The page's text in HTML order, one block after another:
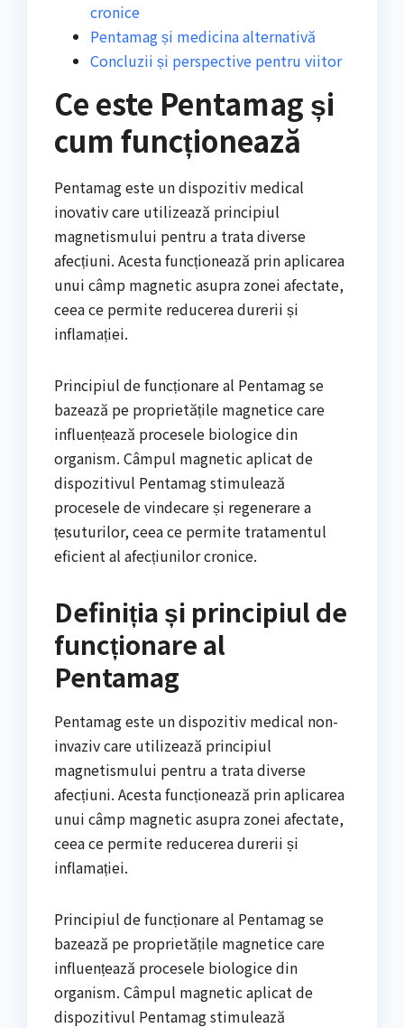
cronice
Pentamag și medicina alternativă
Concluzii și perspective pentru viitor
Ce este Pentamag și
cum funcționează
Pentamag este un dispozitiv medical
inovativ care utilizează principiul
magnetismului pentru a trata diverse
afecțiuni. Acesta funcționează prin aplicarea
unui câmp magnetic asupra zonei afectate,
ceea ce permite reducerea durerii și
inflamației.
Principiul de funcționare al Pentamag se
bazează pe proprietățile magnetice care
influențează procesele biologice din
organism. Câmpul magnetic aplicat de
dispozitivul Pentamag stimulează
procesele de vindecare și regenerare a
țesuturilor, ceea ce permite tratamentul
eficient al afecțiunilor cronice.
Definiția și principiul de
funcționare al
Pentamag
Pentamag este un dispozitiv medical non-
invaziv care utilizează principiul
magnetismului pentru a trata diverse
afecțiuni. Acesta funcționează prin aplicarea
unui câmp magnetic asupra zonei afectate,
ceea ce permite reducerea durerii și
inflamației.
Principiul de funcționare al Pentamag se
bazează pe proprietățile magnetice care
influențează procesele biologice din
organism. Câmpul magnetic aplicat de
dispozitivul Pentamag stimulează